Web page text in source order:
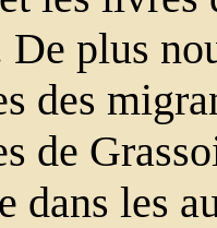
plus
des
de
dans les